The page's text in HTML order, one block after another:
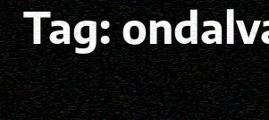
Tag: